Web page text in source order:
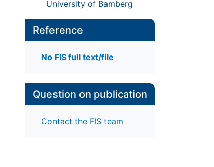
University of Bamberg
Reference
No FIS full text/file
Question on publication
Contact the FIS team